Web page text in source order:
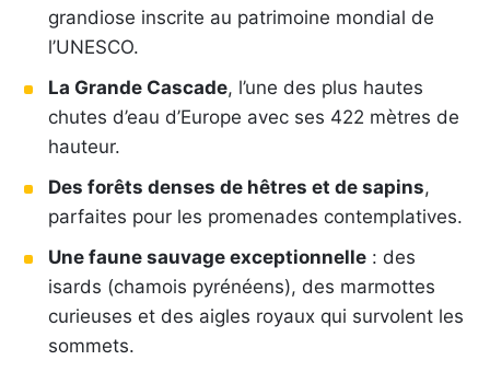
grandiose inscrite au patrimoine mondial de
l’UNESCO.
La Grande Cascade, l’une des plus hautes
chutes d’eau d’Europe avec ses 422 mètres de
hauteur.
Des forêts denses de hêtres et de sapins,
parfaites pour les promenades contemplatives.
Une faune sauvage exceptionnelle : des
isards (chamois pyrénéens), des marmottes
curieuses et des aigles royaux qui survolent les
sommets.